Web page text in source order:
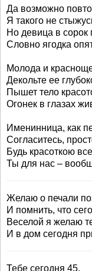
Да возможно
Я такого не
Но девица в сорок
Словно ягодка
Молода и
Декольте ее
Пышет тело
Огонек в глазах
Именинница, как
Согласитесь,
Будь красоткою
Ты для нас –
Желаю о печали
И помнить, что
Веселой я желаю
И в дом сегодня
Тебе сегодня 45.